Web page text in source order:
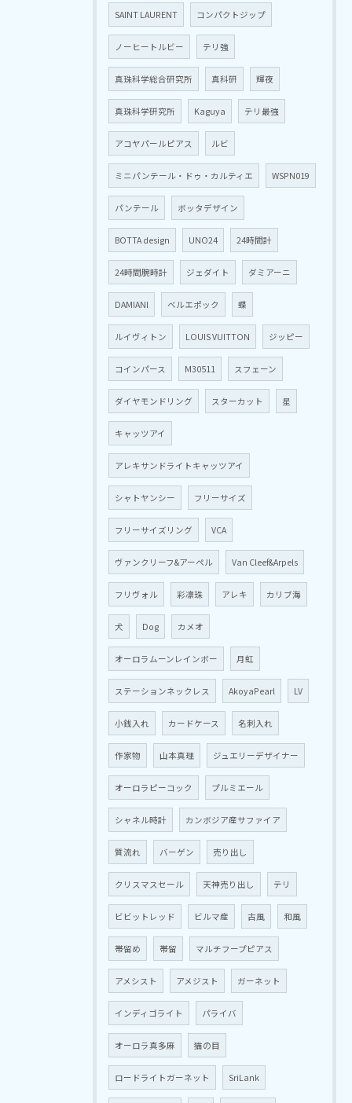
SAINT LAURENT コンパクトジップ
ノーヒートルビー テリ強
真珠科学総合研究所 真科研 輝夜
真珠科学研究所 Kaguya テリ最強
アコヤパールピアス ルビ
ミニパンテール・ドゥ・カルティエ WSPN019
パンテール ボッタデザイン
BOTTA design UNO24 24時間計
24時間腕時計 ジェダイト ダミアーニ
DAMIANI ベルエポック 蝶
ルイヴィトン LOUIS VUITTON ジッピー
コインパース M30511 スフェーン
ダイヤモンドリング スターカット 星
キャッツアイ
アレキサンドライトキャッツアイ
シャトヤンシー フリーサイズ
フリーサイズリング VCA
ヴァンクリーフ&アーペル Van Cleef&Arpels
フリヴォル 彩凛珠 アレキ カリブ海
犬 Dog カメオ
オーロラムーンレインボー 月虹
ステーションネックレス AkoyaPearl LV
小銭入れ カードケース 名刺入れ
作家物 山本真理 ジュエリーデザイナー
オーロラピーコック プルミエール
シャネル時計 カンボジア産サファイア
質流れ バーゲン 売り出し
クリスマスセール 天神売り出し テリ
ビビットレッド ビルマ産 古風 和風
帯留め 帯留 マルチフープピアス
アメシスト アメジスト ガーネット
インディゴライト パライバ
オーロラ真多麻 猫の目
ロードライトガーネット SriLank